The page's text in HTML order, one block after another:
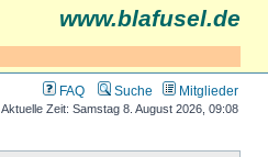
www.blafusel.de
FAQ Suche Mitglieder
Aktuelle Zeit: Samstag 8. August 2026, 09:08